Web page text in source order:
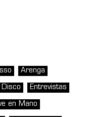
Arenga
Disco Entrevistas
en Mano